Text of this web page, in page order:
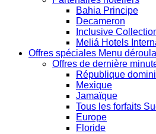
Bahia Principe
Decameron
Inclusive
Meliá Hotels
Offres spéciales Menu
Offres de dernière
République
Mexique
Jamaïque
Tous les forfaits
Europe
Floride